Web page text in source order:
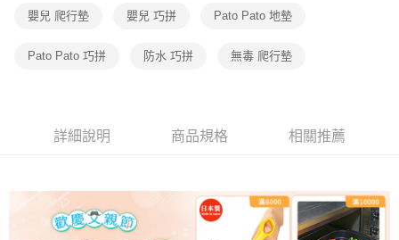
嬰兒 爬行墊 嬰兒 巧拼 Pato Pato 地墊
Pato Pato 巧拼 防水 巧拼 無毒 爬行墊
詳細說明 商品規格 相關推薦